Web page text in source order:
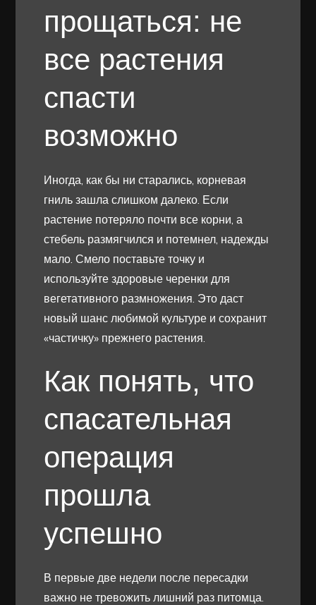
прощаться: не
все растения
спасти
возможно
Иногда, как бы ни старались, корневая
гниль зашла слишком далеко. Если
растение потеряло почти все корни, а
стебель размягчился и потемнел, надежды
мало. Смело поставьте точку и
используйте здоровые черенки для
вегетативного размножения. Это даст
новый шанс любимой культуре и сохранит
«частичку» прежнего растения.
Как понять, что
спасательная
операция
прошла
успешно
В первые две недели после пересадки
важно не тревожить лишний раз питомца.